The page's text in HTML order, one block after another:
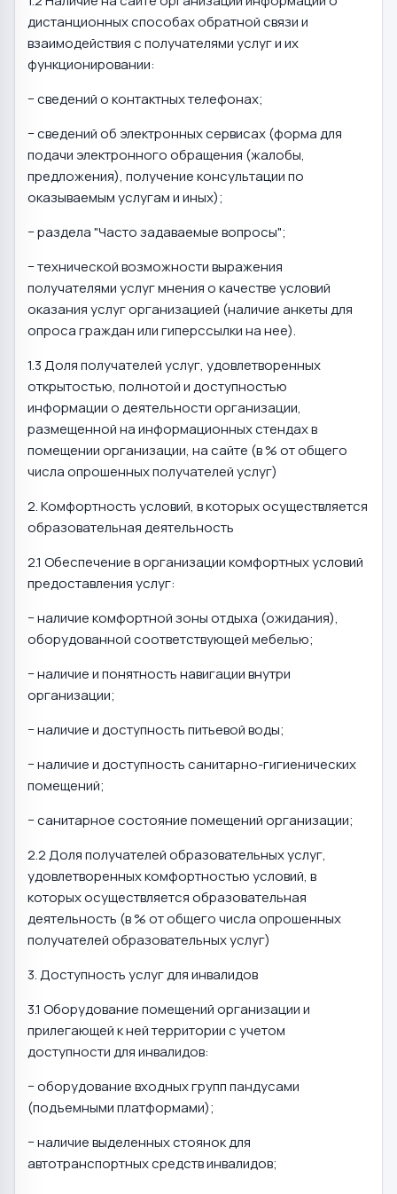
дистанционных способах обратной связи и
взаимодействия с получателями услуг и их
функционировании:
− сведений о контактных телефонах;
− сведений об электронных сервисах (форма для
подачи электронного обращения (жалобы,
предложения), получение консультации по
оказываемым услугам и иных);
− раздела "Часто задаваемые вопросы";
− технической возможности выражения
получателями услуг мнения о качестве условий
оказания услуг организацией (наличие анкеты для
опроса граждан или гиперссылки на нее).
1.3 Доля получателей услуг, удовлетворенных
открытостью, полнотой и доступностью
информации о деятельности организации,
размещенной на информационных стендах в
помещении организации, на сайте (в % от общего
числа опрошенных получателей услуг)
2. Комфортность условий, в которых осуществляется
образовательная деятельность
2.1 Обеспечение в организации комфортных условий
предоставления услуг:
− наличие комфортной зоны отдыха (ожидания),
оборудованной соответствующей мебелью;
− наличие и понятность навигации внутри
организации;
− наличие и доступность питьевой воды;
− наличие и доступность санитарно-гигиенических
помещений;
− санитарное состояние помещений организации;
2.2 Доля получателей образовательных услуг,
удовлетворенных комфортностью условий, в
которых осуществляется образовательная
деятельность (в % от общего числа опрошенных
получателей образовательных услуг)
3. Доступность услуг для инвалидов
3.1 Оборудование помещений организации и
прилегающей к ней территории с учетом
доступности для инвалидов:
− оборудование входных групп пандусами
(подъемными платформами);
− наличие выделенных стоянок для
автотранспортных средств инвалидов;